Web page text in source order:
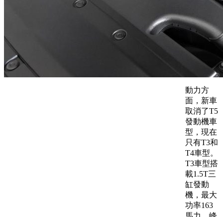
動力方
面，新車
取消了T5
發動機車
型，現在
只有T3和
T4車型。
T3車型搭
載1.5T三
缸發動
機，最大
功率163